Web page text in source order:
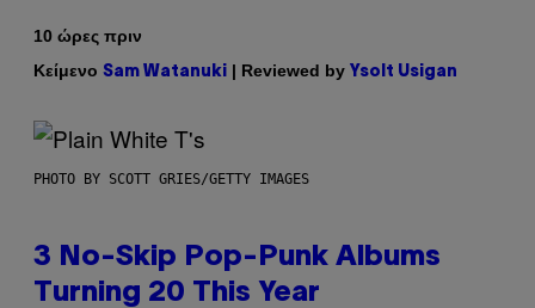
10 ώρες πριν
Κείμενο Sam Watanuki | Reviewed by Ysolt Usigan
PHOTO BY SCOTT GRIES/GETTY IMAGES
3 No-Skip Pop-Punk Albums
Turning 20 This Year